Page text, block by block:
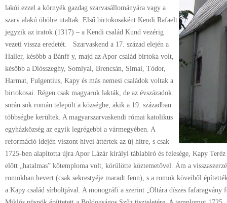
lakói ezzel a környék gazdag szarvasállományára vagy a
szarv alakú öbölre utaltak. Első birtokosaként Kendi Rafaelt
jegyzik az iratok (1317) – a Kendi család Kund vezérig
vezeti vissza eredetét. Szarvaskend a 17. század elején a
Haller, később a Bánff y, majd az Apor család birtoka volt,
később a Diósszeghy, Somlyai, Brencsán, Simai, Tódor,
Harmat, Fulgentius, Kapy és más nemesi családok voltak a
birtokosai. Régen csak magyarok lakták, de az évszázadok
során sok román települt a községbe, akik a 19. században
többségbe kerültek. A magyarszarvaskendi római katolikus
egyházközség az egyik legrégebbi a vármegyében. A
reformáció idején viszont hívei áttértek az új hitre, s csak
1725-ben alapította újra Apor Lázár királyi táblabíró és felesége, Kapy
előtt „hatalmas” kőtemploma volt, körülötte köztemetővel. Ám a
romokban hevert (csak sekrestyéje maradt fenn), s a romok köveiből
a Kapy család sírboltjával. A monográfi a szerint „Oltára díszes fafaragvány